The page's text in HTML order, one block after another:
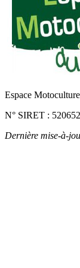
Espace
N° SIRET :
Dernière mise-à-